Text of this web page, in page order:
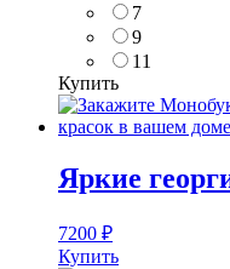
7
9
11
Купить
Яркие
7200 ₽
Купить